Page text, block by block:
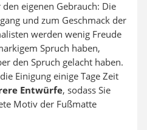
eigenen Gebrauch: Die
und zum Geschmack der
werden wenig Freude
Spruch haben,
den Spruch gelacht haben.
Einigung einige Tage Zeit
Entwürfe, sodass Sie
Motiv der Fußmatte